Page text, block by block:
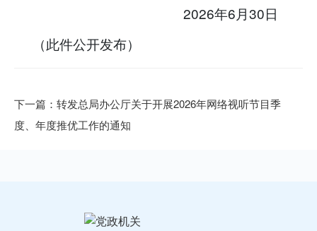
2026年6月30日
（此件公开发布）
下一篇：转发总局办公厅关于开展2026年网络视听节目季
度、年度推优工作的通知